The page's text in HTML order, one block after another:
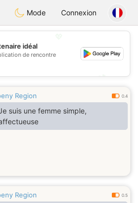
StatesDating
Mode Connexion
💕
idéal
de rencontre
Region 0.4
suis une femme simple,
Region 0.5